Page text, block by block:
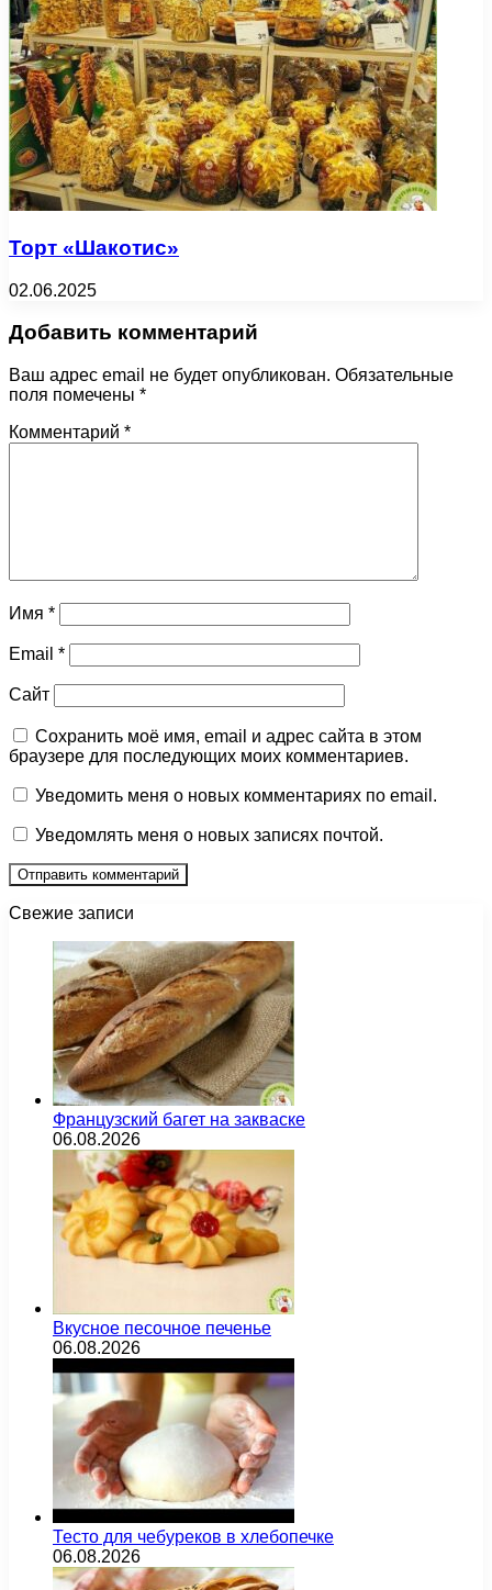
Торт «Шакотис»
02.06.2025
Добавить комментарий
Ваш адрес email не будет опубликован. Обязательные
поля помечены *
Комментарий *
Имя *
Email *
Сайт
Сохранить моё имя, email и адрес сайта в этом
браузере для последующих моих комментариев.
Уведомить меня о новых комментариях по email.
Уведомлять меня о новых записях почтой.
Свежие записи
Французский багет на закваске
06.08.2026
Вкусное песочное печенье
06.08.2026
Тесто для чебуреков в хлебопечке
06.08.2026